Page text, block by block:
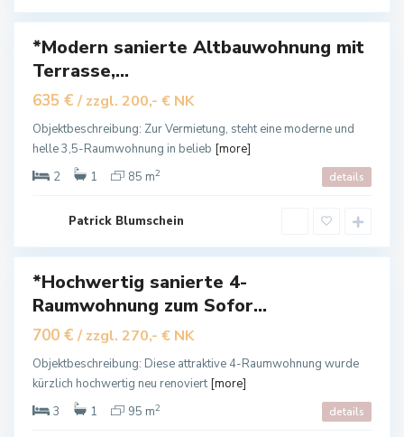
a
*Modern sanierte Altbauwohnung mit
Terrasse,...
635 € / zzgl. 200,- € NK
Objektbeschreibung: Zur Vermietung, steht eine moderne und
helle 3,5-Raumwohnung in belieb [more]
2
1 85 m2 details
Patrick Blumschein
B
a
L
a
n
e
n
a
*Hochwertig sanierte 4-
Raumwohnung zum Sofor...
700 € / zzgl. 270,- € NK
Objektbeschreibung: Diese attraktive 4-Raumwohnung wurde
kürzlich hochwertig neu renoviert [more]
3
1 95 m2 details
B
a
L
a
n
e
n